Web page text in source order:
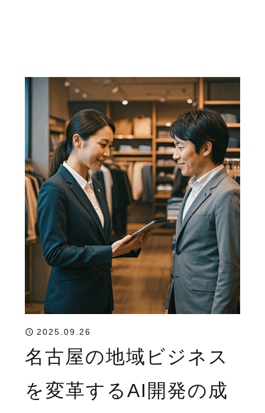
2025.09.26
名古屋の地域ビジネス
を変革するAI開発の成